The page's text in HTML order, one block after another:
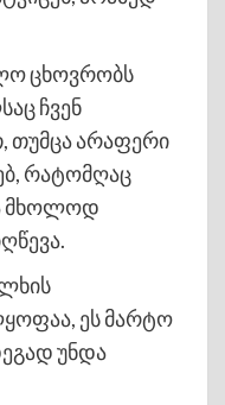
ცხოვრობს
ჩვენ
თუმცა არაფერი
რატომღაც
მხოლოდ
ეს მარტო
უნდა